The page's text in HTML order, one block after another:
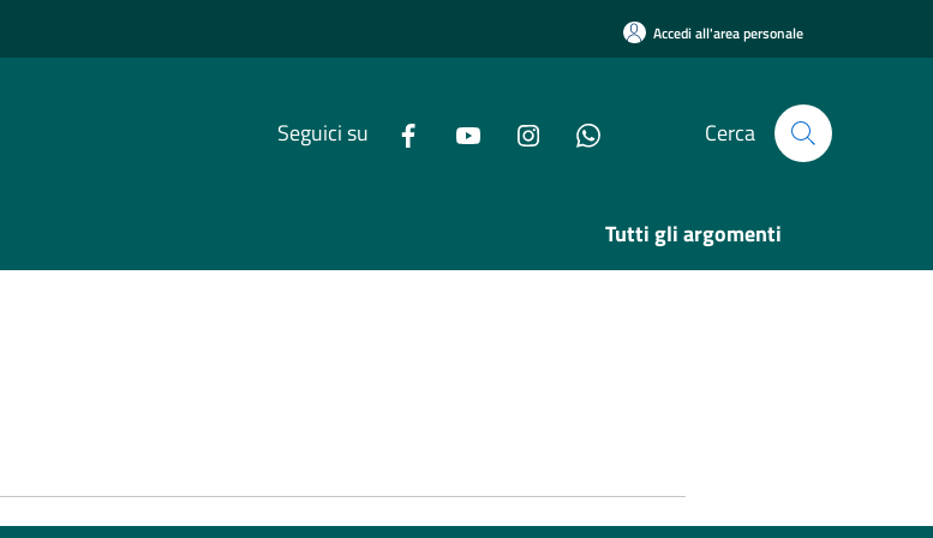
Accedi all'area personale
Seguici su Cerca
Tutti gli argomenti